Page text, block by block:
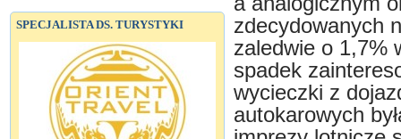
SPECJALISTA DS. TURYSTYKI
zdecydowanych
zaledwie o 1,7%
spadek
wycieczki z
autokarowych